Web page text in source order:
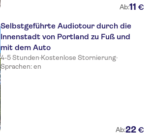
Ab:11 €
Selbstgeführte Audiotour durch die
Innenstadt von Portland zu Fuß und
mit dem Auto
4-5 Stunden·Kostenlose Stornierung·
Sprachen: en
Ab:22 €